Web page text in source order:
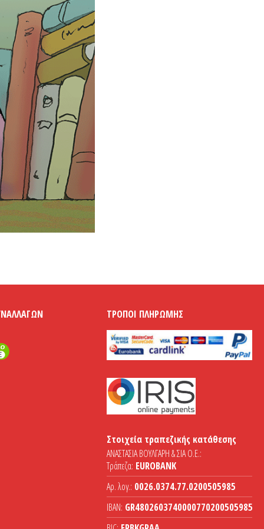
ΤΡΌΠΟΙ ΠΛΗΡΩΜΉΣ
Στοιχεία τραπεζικής κατάθεσης
ΑΝΑΣΤΑΣΙΑ ΒΟΥΛΓΑΡΗ & ΣΙΑ Ο.Ε.:
Τράπεζα: EUROBANK
Αρ. λογ.: 0026.0374.77.0200505985
IBAN: GR4802603740000770200505985